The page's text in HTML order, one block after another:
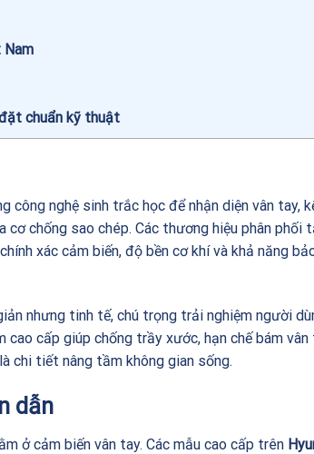
Nam
chuẩn kỹ thuật
công nghệ sinh trắc học để nhận diện vân tay,
chống sao chép. Các thương hiệu phân phối
xác cảm biến, độ bền cơ khí và khả năng
nhưng tinh tế, chú trọng trải nghiệm người
cấp giúp chống trầy xước, hạn chế bám
chi tiết nâng tầm không gian sống.
dẫn
ở cảm biến vân tay. Các mẫu cao cấp trên